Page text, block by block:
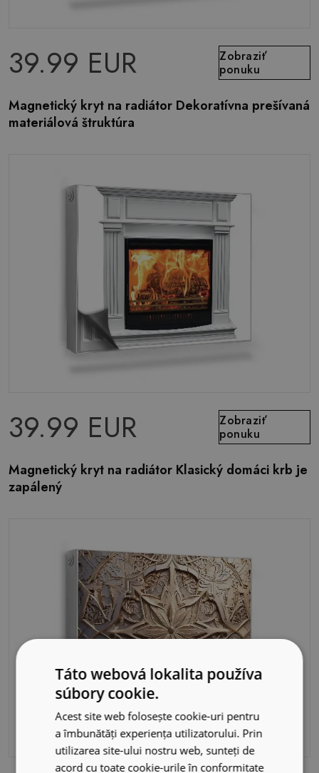
39.99 EUR
Zobraziť
ponuku
Magnetický kryt na radiátor Dekoratívna prešívaná
materiálová štruktúra
39.99 EUR
Zobraziť
ponuku
Magnetický kryt na radiátor Klasický domáci krb je
zapálený
Táto webová lokalita používa
súbory cookie.
Acest site web folosește cookie-uri pentru
a îmbunătăți experiența utilizatorului. Prin
utilizarea site-ului nostru web, sunteți de
acord cu toate cookie-urile în conformitate